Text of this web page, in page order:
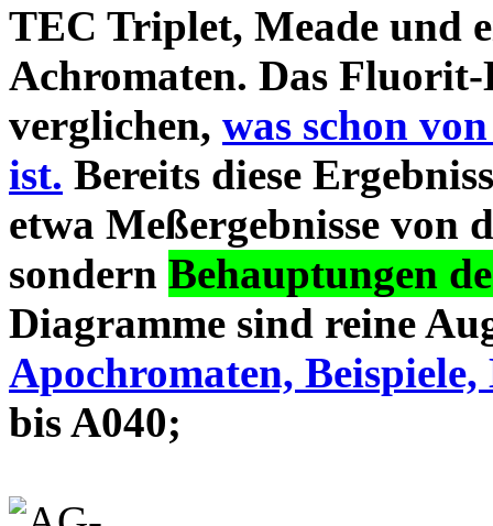
TEC Triplet, Meade und
Achromaten. Das
verglichen, was schon
ist. Bereits diese
etwa Meßergebnisse von
sondern Behauptungen
Diagramme sind reine
Apochromaten, Beispiele,
bis A040;